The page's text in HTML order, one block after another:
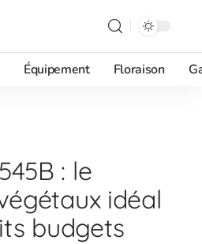
Équipement Floraison
: le
idéal
budgets